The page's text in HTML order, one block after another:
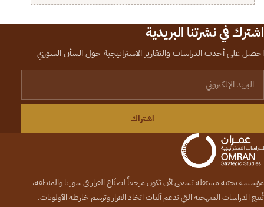
اشترك في نشرتنا البريدية
احصل على أحدث الدراسات والتقارير الاستراتيجية حول الشأن السوري
اشتراك
مؤسسة بحثية مستقلة تسعى لأن تكون مرجعاً لصنّاع القرار في سوريا والمنطقة،
تُنتج الدراسات المنهجية التي تدعم آليات اتخاذ القرار وترسم خارطة الأولويات.